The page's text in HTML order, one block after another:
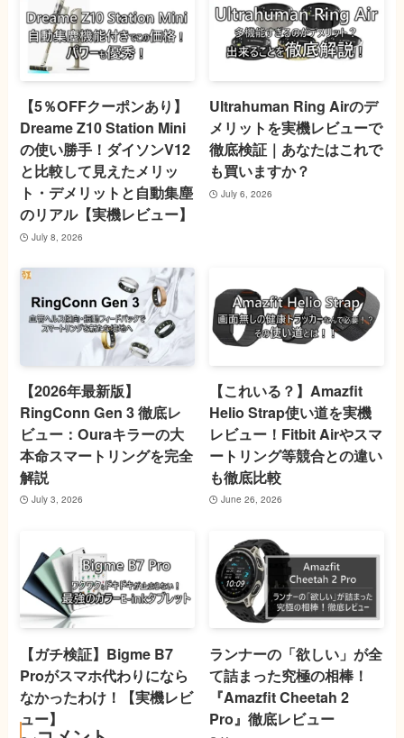
【5％OFFクーポンあり】
Dreame Z10 Station Mini
の使い勝手！ダイソンV12
と比較して見えたメリッ
ト・デメリットと自動集塵
のリアル【実機レビュー】
July 8, 2026
Ultrahuman Ring Airのデ
メリットを実機レビューで
徹底検証｜あなたはこれで
も買いますか？
July 6, 2026
【2026年最新版】
RingConn Gen 3 徹底レ
ビュー：Ouraキラーの大
本命スマートリングを完全
解説
July 3, 2026
【これいる？】Amazfit
Helio Strap使い道を実機
レビュー！Fitbit Airやスマ
ートリング等競合との違い
も徹底比較
June 26, 2026
【ガチ検証】Bigme B7
Proがスマホ代わりになら
なかったわけ！【実機レビ
ュー】
ランナーの「欲しい」が全
て詰まった究極の相棒！
『Amazfit Cheetah 2
Pro』徹底レビュー